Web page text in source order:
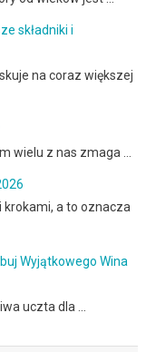
składniki i
na coraz większej
wielu z nas zmaga …
krokami, a to oznacza
Wyjątkowego Wina
uczta dla …